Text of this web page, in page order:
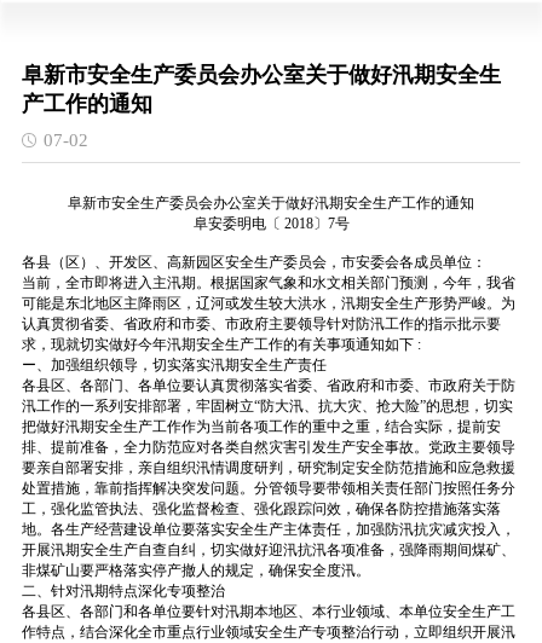
阜新市安全生产委员会办公室关于做好汛期安全生
产工作的通知
07-02
阜新市安全生产委员会办公室关于做好汛期安全生产工作的通知
阜安委明电〔 2018〕7号
各县（区）、开发区、高新园区安全生产委员会，市安委会各成员单位：
当前，全市即将进入主汛期。根据国家气象和水文相关部门预测，今年，我省
可能是东北地区主降雨区，辽河或发生较大洪水，汛期安全生产形势严峻。为
认真贯彻省委、省政府和市委、市政府主要领导针对防汛工作的指示批示要
求，现就切实做好今年汛期安全生产工作的有关事项通知如下 :
ー、加强组织领导，切实落实汛期安全生产责任
各县区、各部门、各单位要认真贯彻落实省委、省政府和市委、市政府关于防
汛工作的一系列安排部署，牢固树立“防大汛、抗大灾、抢大险”的思想，切实
把做好汛期安全生产工作作为当前各项工作的重中之重，结合实际，提前安
排、提前准备，全力防范应对各类自然灾害引发生产安全事故。党政主要领导
要亲自部署安排，亲自组织汛情调度研判，研究制定安全防范措施和应急救援
处置措施，靠前指挥解决突发问题。分管领导要带领相关责任部门按照任务分
工，强化监管执法、强化监督检查、强化跟踪问效，确保各防控措施落实落
地。各生产经营建设单位要落实安全生产主体责任，加强防汛抗灾减灾投入，
开展汛期安全生产自查自纠，切实做好迎汛抗汛各项准备，强降雨期间煤矿、
非煤矿山要严格落实停产撤人的规定，确保安全度汛。
二、针对汛期特点深化专项整治
各县区、各部门和各单位要针对汛期本地区、本行业领域、本单位安全生产工
作特点，结合深化全市重点行业领域安全生产专项整治行动，立即组织开展汛